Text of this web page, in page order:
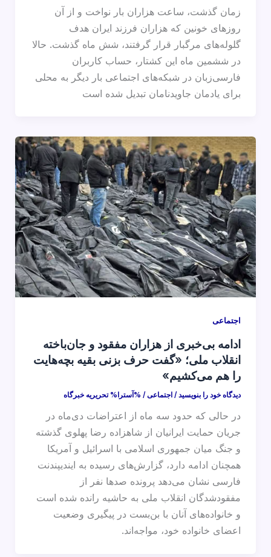
زمان گذشت، ساعت هزاران بار نواخت و از آن
روزهای خونین که هزاران فرزند ایران هدف
گلوله‌های مرگبار قرار گرفتند، شش ماه گذشت. حالا
در ششمین ماه این کشتار، حساب کاربران
فارسی‌زبان در شبکه‌های اجتماعی بار دیگر به محلی
برای یادمان جاویدنامان تبدیل شده است
اجتماعی
ادامه بی‌خبری از هزاران مفقود و جان‌باخته
انقلاب ملی؛ «گفت حرف بزنی بقیه بچه‌هایت
را هم می‌کشیم»
دیدگاه‌ خود را بنویسید / اجتماعی/ %آسترا% تحریریه خبرگاه
در حالی که حدود سه ماه از اعتراضات دی‌ماه در
جریان حمایت ایرانیان از شاهزاده رضا پهلوی گذشته
و جنگ میان جمهوری اسلامی با اسرائیل و آمریکا
همچنان ادامه دارد، گزارش‌های رسیده به ایندیپندنت
فارسی نشان می‌دهد پرونده صدها نفر از
مفقودشدگان انقلاب ملی به حاشیه رانده شده است
و خانواده‌های آنان با بن‌بست در پیگیری وضعیت
اعضای خانواده خود، مواجه‌اند.